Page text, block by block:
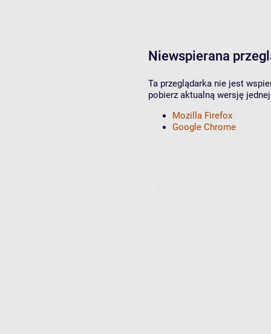
Niewspierana
Ta przeglądarka nie jest
pobierz aktualną wersję
Mozilla Firefox
Google Chrome